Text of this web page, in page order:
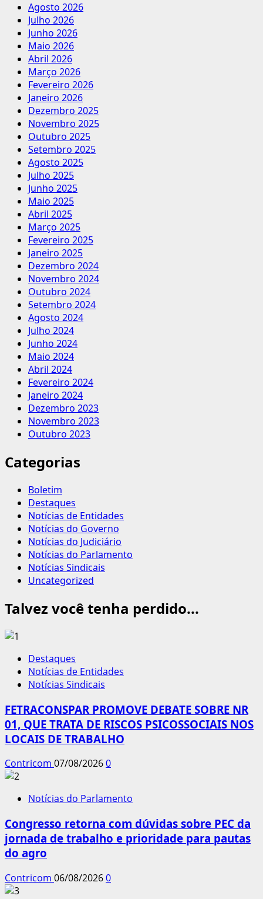
Agosto 2026
Julho 2026
Junho 2026
Maio 2026
Abril 2026
Março 2026
Fevereiro 2026
Janeiro 2026
Dezembro 2025
Novembro 2025
Outubro 2025
Setembro 2025
Agosto 2025
Julho 2025
Junho 2025
Maio 2025
Abril 2025
Março 2025
Fevereiro 2025
Janeiro 2025
Dezembro 2024
Novembro 2024
Outubro 2024
Setembro 2024
Agosto 2024
Julho 2024
Junho 2024
Maio 2024
Abril 2024
Fevereiro 2024
Janeiro 2024
Dezembro 2023
Novembro 2023
Outubro 2023
Categorias
Boletim
Destaques
Notícias de Entidades
Notícias do Governo
Notícias do Judiciário
Notícias do Parlamento
Notícias Sindicais
Uncategorized
Talvez você tenha perdido...
Destaques
Notícias de Entidades
Notícias Sindicais
FETRACONSPAR PROMOVE DEBATE SOBRE NR
01, QUE TRATA DE RISCOS PSICOSSOCIAIS NOS
LOCAIS DE TRABALHO
Contricom 07/08/20260
Notícias do Parlamento
Congresso retorna com dúvidas sobre PEC da
jornada de trabalho e prioridade para pautas
do agro
Contricom 06/08/20260